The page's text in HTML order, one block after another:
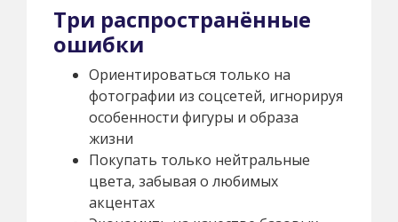
Три распространённые
ошибки
Ориентироваться только на
фотографии из соцсетей, игнорируя
особенности фигуры и образа
жизни
Покупать только нейтральные
цвета, забывая о любимых
акцентах